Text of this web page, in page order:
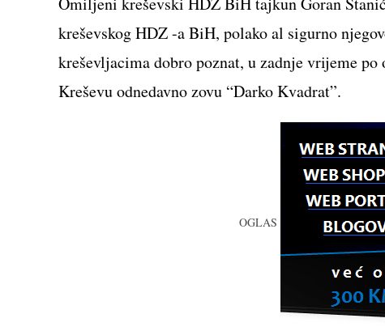
kreševskog HDZ -a BiH, polako al sigurno
kreševljacima dobro poznat, u zadnje vrijeme
Kreševu odnedavno zovu “Darko Kvadrat”.
OGLAS